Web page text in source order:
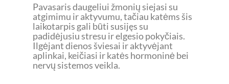
Pavasaris daugeliui žmonių siejasi su
atgimimu ir aktyvumu, tačiau katėms šis
laikotarpis gali būti susijęs su
padidėjusiu stresu ir elgesio pokyčiais.
Ilgėjant dienos šviesai ir aktyvėjant
aplinkai, keičiasi ir katės hormoninė bei
nervų sistemos veikla.